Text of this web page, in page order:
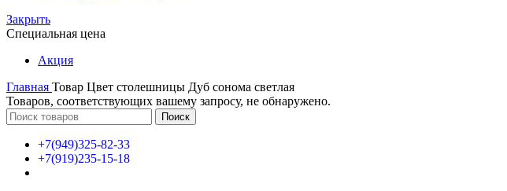
Закрыть
Специальная цена
Акция
Главная Товар Цвет столешницы Дуб сонома светлая
Товаров, соответствующих вашему запросу, не обнаружено.
Поиск
+7(949)325-82-33
+7(919)235-15-18